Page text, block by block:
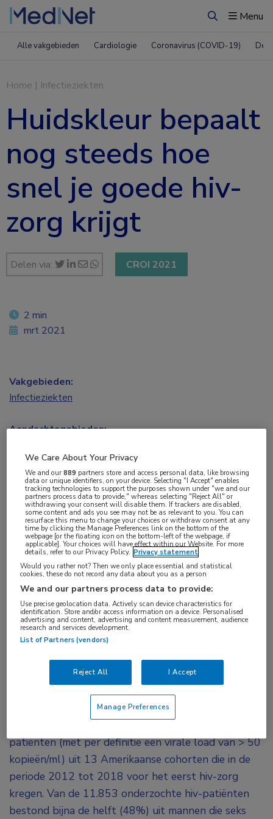
ZoekenMenu
Alle vakgebieden Cardiologie Coronavirus (COVID-19)
Home | Infectieziekten
Huidskleur bepaalt
nog steeds hoe
snel je goede hiv-
zorg krijgt
Delen via: CROI 2021
In de VS zijn de raciale verschillen in het krijgen
van tijdige ART tussen 2012 en 2018 kleiner
geworden sinds de komst van de Current
Department of Health and Human Services
(DHHS)-richtlijnen. Toch hebben hiv-patiënten
van Afro-Amerikaanse komaf en hiv-patiënten die
drugsverslaafd zijn nog steeds bepaalde
achterstanden in het krijgen van goede zorg.
De DHHS-richtlijnen dateren uit 2012 en bevatten
de aanbeveling dat elke hiv-patiënt ART moet
krijgen ongeacht diens aantal CD4-cellen.
patiënten (met per definitie een virale load van > 50
kopieën/ml) uit 13 Amerikaanse cohorten die in de
periode 2012 tot 2018 voor het eerst hiv-zorg
kregen. Van de 11.853 onderzochte hiv-patiënten
bestond bijna de helft (48%) uit mannen die seks
2 min
mrt 2021
Vakgebieden:
Infectieziekten
Aandachtsgebieden:
Tags:
etniciteit
We Care About Your Privacy
We and our889 partners store and access personal data, like browsing
data or unique identifiers, on your device. Selecting "I Accept" enables
tracking technologies to support the purposes shown under "we and our
partners process data to provide," whereas selecting "Reject All" or
withdrawing your consent will disable them. If trackers are disabled,
some content and ads you see may not be as relevant to you. You can
resurface this menu to change your choices or withdraw consent at any
time by clicking the Manage Preferences link on the bottom of the
webpage [or the floating icon on the bottom-left of the webpage, if
applicable]. Your choices will have effect within our Website. For more
details, refer to our Privacy Policy. Privacy statement
Would you rather not? Then we only place essential and statistical
cookies, these do not record any data about you as a person
We and our partners process data to provide:
Use precise geolocation data. Actively scan device characteristics for
identification. Store and/or access information on a device. Personalised
advertising and content, advertising and content measurement, audience
research and services development.
List of Partners (vendors)
Reject All I Accept
Manage Preferences